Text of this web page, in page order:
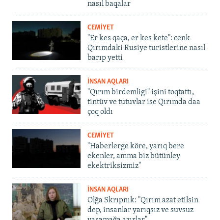
nasıl baqalar
CEMİYET
"Er kes qaça, er kes kete": cenk
Qırımdaki Rusiye turistlerine nasıl
barıp yetti
İNSAN AQLARI
"Qırım birdemligi" işini toqtattı,
tintüv ve tutuvlar ise Qırımda daa
çoq oldı
CEMİYET
"Haberlerge köre, yarıq bere
ekenler, amma biz bütünley
ekektriksizmiz"
İNSAN AQLARI
Olğa Skrıpnık: "Qırım azat etilsin
dep, insanlar yarıqsız ve suvsuz